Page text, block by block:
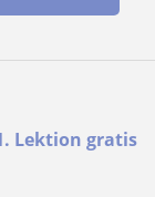
Lektion gratis